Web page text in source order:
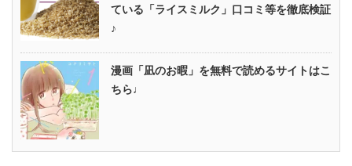
ている「ライスミルク」口コミ等を徹底検証
♪
漫画「凪のお暇」を無料で読めるサイトはこ
ちら♩